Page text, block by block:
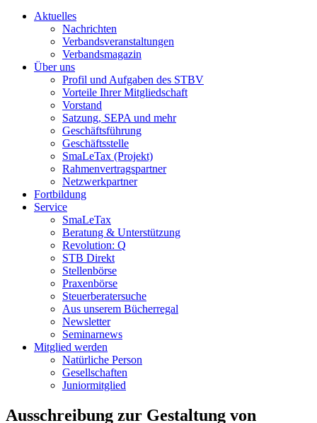
Aktuelles
Nachrichten
Verbandsveranstaltungen
Verbandsmagazin
Über uns
Profil und Aufgaben des STBV
Vorteile Ihrer Mitgliedschaft
Vorstand
Satzung, SEPA und mehr
Geschäftsführung
Geschäftsstelle
SmaLeTax (Projekt)
Rahmenvertragspartner
Netzwerkpartner
Fortbildung
Service
SmaLeTax
Beratung & Unterstützung
Revolution: Q
STB Direkt
Stellenbörse
Praxenbörse
Steuerberatersuche
Aus unserem Bücherregal
Newsletter
Seminarnews
Mitglied werden
Natürliche Person
Gesellschaften
Juniormitglied
Ausschreibung zur Gestaltung von